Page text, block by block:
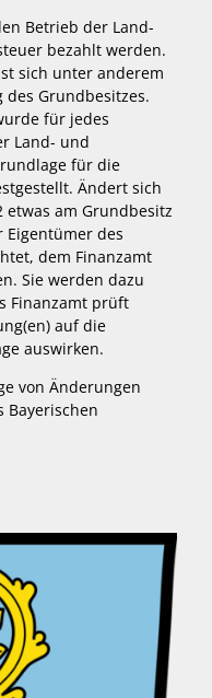
Betrieb der Land-
bezahlt werden.
sich unter anderem
Grundbesitzes.
für jedes
Land- und
für die
Ändert sich
etwas am Grundbesitz
Eigentümer des
dem Finanzamt
Sie werden dazu
Finanzamt prüft
auf die
auswirken.
von Änderungen
Bayerischen